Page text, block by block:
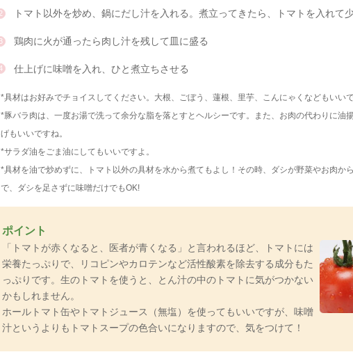
トマト以外を炒め、鍋にだし汁を入れる。煮立ってきたら、トマトを入れて
鶏肉に火が通ったら肉し汁を残して皿に盛る
仕上げに味噌を入れ、ひと煮立ちさせる
*具材はお好みでチョイスしてください。大根、ごぼう、蓮根、里芋、こんにゃくなどもいい
*豚バラ肉は、一度お湯で洗って余分な脂を落とすとヘルシーです。また、お肉の代わりに油
げもいいですね。
*サラダ油をごま油にしてもいいですよ。
*具材を油で炒めずに、トマト以外の具材を水から煮てもよし！その時、ダシが野菜やお肉か
で、ダシを足さずに味噌だけでもOK!
ポイント
「トマトが赤くなると、医者が青くなる」と言われるほど、トマトには
栄養たっぷりで、リコピンやカロテンなど活性酸素を除去する成分もた
っぷりです。生のトマトを使うと、とん汁の中のトマトに気がつかない
かもしれません。
ホールトマト缶やトマトジュース（無塩）を使ってもいいですが、味噌
汁というよりもトマトスープの色合いになりますので、気をつけて！